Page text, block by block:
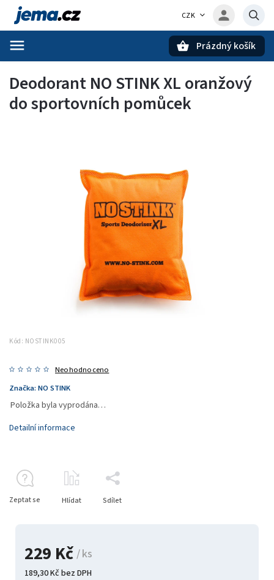
CZK
Prázdný košík
Deodorant NO STINK XL oranžový
do sportovních pomůcek
Kód: NOSTINK005
Neohodnoceno
Značka: NO STINK
229 Kč / ks
189,30 Kč bez DPH
Položka byla vyprodána…
Detailní informace
Zeptat se Hlídat Sdílet